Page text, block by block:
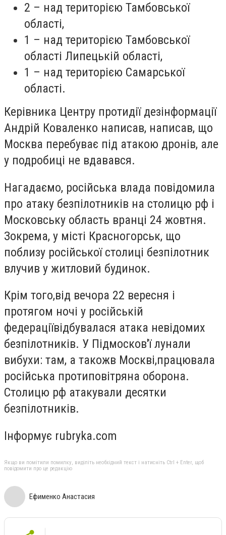
2 – над територією Тамбовської
області,
1 – над територією Тамбовської
області Липецькій області,
1 – над територією Самарської
області.
Керівника Центру протидії дезінформації
Андрій Коваленко написав, написав, що
Москва перебуває під атакою дронів, але
у подробиці не вдавався.
Нагадаємо, російська влада повідомила
про атаку безпілотників на столицю рф і
Московську область вранці 24 жовтня.
Зокрема, у місті Красногорськ, що
поблизу російської столиці безпілотник
влучив у житловий будинок.
Крім того,від вечора 22 вересня і
протягом ночі у російській
федераціївідбувалася атака невідомих
безпілотників. У Підмосков'ї лунали
вибухи: там, а такожв Москві,працювала
російська протиповітряна оборона.
Столицю рф атакували десятки
безпілотників.
Інформує rubryka.com
Якщо ви помітили помилку, виділіть необхідний текст і натисніть Ctrl + Enter, щоб
повідомити про це редакцію
Ефименко Анастасия